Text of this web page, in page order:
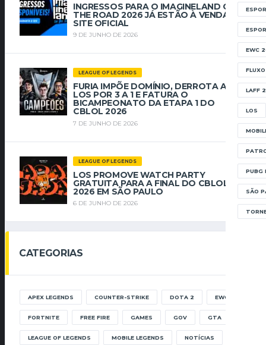
EWC
LAFF
LOS
PUBG
SÃO
INGRESSOS PARA O IMAGINELAND ON
THE ROAD 2026 JÁ ESTÃO À VENDA NO
SITE OFICIAL
9 DE JUNHO DE 2026
LEAGUE OF LEGENDS
FURIA IMPÕE DOMÍNIO, DERROTA A
LOS POR 3 A 1 E FATURA O
BICAMPEONATO DA ETAPA 1 DO
CBLOL 2026
7 DE JUNHO DE 2026
LEAGUE OF LEGENDS
LOS PROMOVE WATCH PARTY
GRATUITA PARA A FINAL DO CBLOL
2026 EM SÃO PAULO
6 DE JUNHO DE 2026
CATEGORIAS
APEX LEGENDS COUNTER-STRIKE DOTA 2 EWC
FORTNITE FREE FIRE GAMES GOV GTA
LEAGUE OF LEGENDS MOBILE LEGENDS NOTÍCIAS